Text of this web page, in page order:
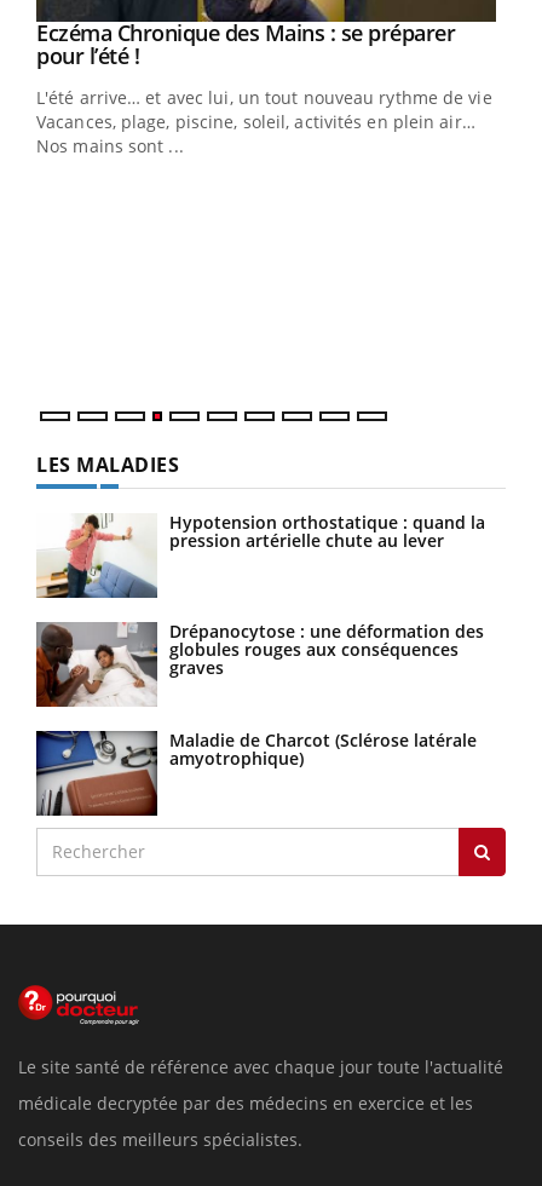
Youtube
Eczéma Chronique des Mains : se préparer
pour l’été !Youtube
L'été arrive… et avec lui, un tout nouveau rythme de vie !
Vacances, plage, piscine, soleil, activités en plein air…
Nos mains sont ...
LES MALADIES
Hypotension orthostatique : quand la
pression artérielle chute au lever
Drépanocytose : une déformation des
globules rouges aux conséquences
graves
Maladie de Charcot (Sclérose latérale
amyotrophique)
Le site santé de référence avec chaque jour toute l'actualité
médicale decryptée par des médecins en exercice et les
conseils des meilleurs spécialistes.